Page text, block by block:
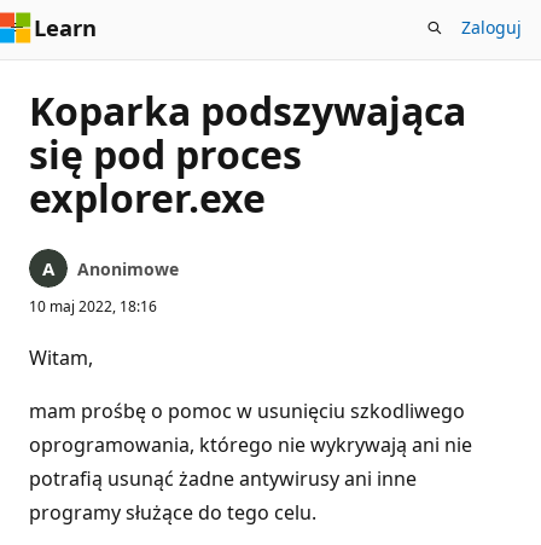
Learn Zaloguj
Koparka podszywająca
się pod proces
explorer.exe
Anonimowe
10 maj 2022, 18:16
Witam,
mam prośbę o pomoc w usunięciu szkodliwego
oprogramowania, którego nie wykrywają ani nie
potrafią usunąć żadne antywirusy ani inne
programy służące do tego celu.